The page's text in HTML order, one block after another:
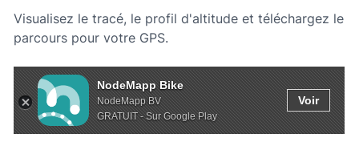
Visualisez le tracé, le profil d'altitude et téléchargez le
parcours pour votre GPS.